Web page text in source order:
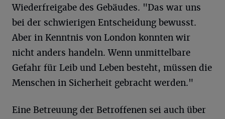
Wiederfreigabe des Gebäudes. "Das war uns
bei der schwierigen Entscheidung bewusst.
Aber in Kenntnis von London konnten wir
nicht anders handeln. Wenn unmittelbare
Gefahr für Leib und Leben besteht, müssen die
Menschen in Sicherheit gebracht werden."
Eine Betreuung der Betroffenen sei auch über